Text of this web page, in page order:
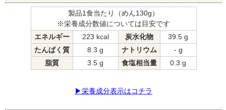
製品1食当たり（めん130g）
※栄養成分数値については目安です
エネルギー
223 kcal 炭水化物
39.5 g
たんぱく質
8.3 g ナトリウム
- g
脂質
3.5 g 食塩相当量 0.3 g
▶栄養成分表示はコチラ